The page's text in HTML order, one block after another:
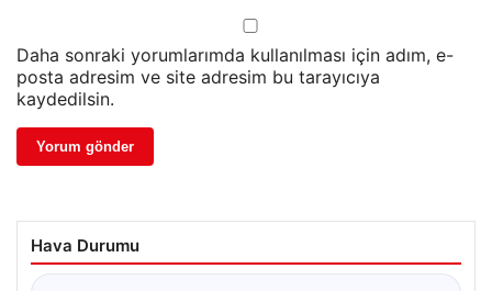
Daha sonraki yorumlarımda kullanılması için adım, e-
posta adresim ve site adresim bu tarayıcıya
kaydedilsin.
Hava Durumu